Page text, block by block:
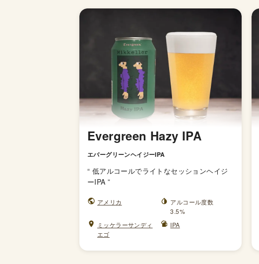
Evergreen Hazy IPA
エバーグリーンヘイジーIPA
“ 低アルコールでライトなセッションヘイジ
ーIPA ”
アメリカ
アルコール度数
3.5%
ミッケラーサンディ
エゴ
IPA